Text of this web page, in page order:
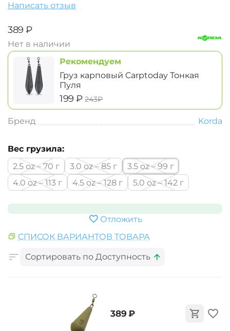
Написать отзыв
‍389‍ ₽
Нет в наличии
Рекомендуем
Груз карповый Carptoday Тонкая
Пуля
‍199‍ ₽ ‍243‍₽
Бренд Korda
Вес грузила:
2.5 oz – 70 г
3.0 oz – 85 г
3.5 oz – 99 г
4.0 oz – 113 г
4.5 oz – 128 г 5.0 oz – 142 г
Отложить
СПИСОК ВАРИАНТОВ ТОВАРА
Сортировать по Доступность
‍389‍ ₽